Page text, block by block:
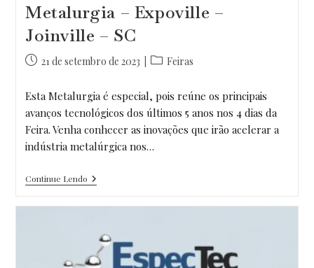
Metalurgia – Expoville –
Joinville – SC
Post21 de setembro de 2023
Categoria
post:
Feiras
Esta Metalurgia é especial, pois reúne os principais
avanços tecnológicos dos últimos 5 anos nos 4 dias da
Feira. Venha conhecer as inovações que irão acelerar a
indústria metalúrgica nos…
Continue LendoMetalurgia
–
SC